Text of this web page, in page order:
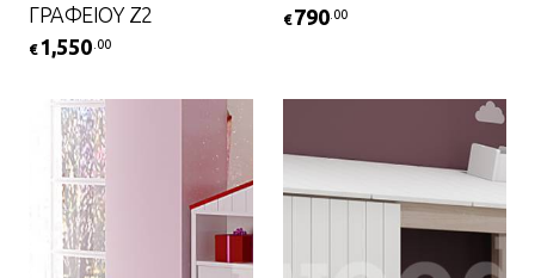
ΓΡΑΦΕΙΟΥ Ζ2
€ 1,550 .00
€ 790 .00